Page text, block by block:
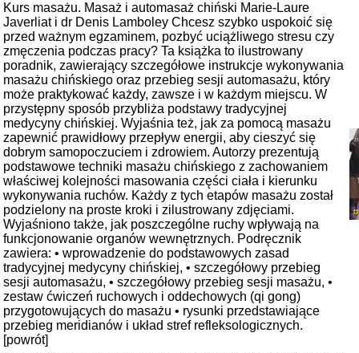
Kurs masażu. Masaż i automasaż chiński Marie-Laure
Javerliat i dr Denis Lamboley Chcesz szybko uspokoić się
przed ważnym egzaminem, pozbyć uciążliwego stresu czy
zmęczenia podczas pracy? Ta książka to ilustrowany
poradnik, zawierający szczegółowe instrukcje wykonywania
masażu chińskiego oraz przebieg sesji automasażu, który
może praktykować każdy, zawsze i w każdym miejscu. W
przystępny sposób przybliża podstawy tradycyjnej
medycyny chińskiej. Wyjaśnia też, jak za pomocą masażu
zapewnić prawidłowy przepływ energii, aby cieszyć się
dobrym samopoczuciem i zdrowiem. Autorzy prezentują
podstawowe techniki masażu chińskiego z zachowaniem
właściwej kolejności masowania części ciała i kierunku
wykonywania ruchów. Każdy z tych etapów masażu został
podzielony na proste kroki i zilustrowany zdjęciami.
Wyjaśniono także, jak poszczególne ruchy wpływają na
funkcjonowanie organów wewnętrznych. Podręcznik
zawiera: • wprowadzenie do podstawowych zasad
tradycyjnej medycyny chińskiej, • szczegółowy przebieg
sesji automasażu, • szczegółowy przebieg sesji masażu, •
zestaw ćwiczeń ruchowych i oddechowych (qi gong)
przygotowujących do masażu • rysunki przedstawiające
przebieg meridianów i układ stref refleksologicznych.
[powrót]